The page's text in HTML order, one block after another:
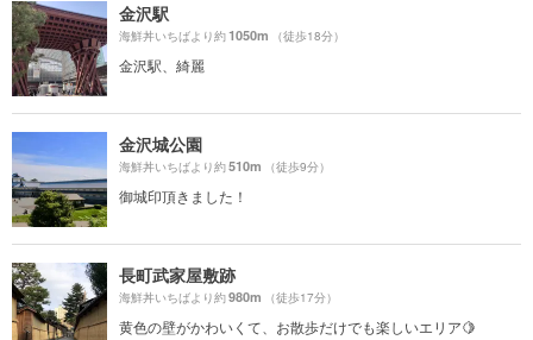
金沢駅
海鮮丼いちばより約1050m （徒歩18分）
金沢駅、綺麗
金沢城公園
海鮮丼いちばより約510m （徒歩9分）
御城印頂きました！
長町武家屋敷跡
海鮮丼いちばより約980m （徒歩17分）
黄色の壁がかわいくて、お散歩だけでも楽しいエリア🍋